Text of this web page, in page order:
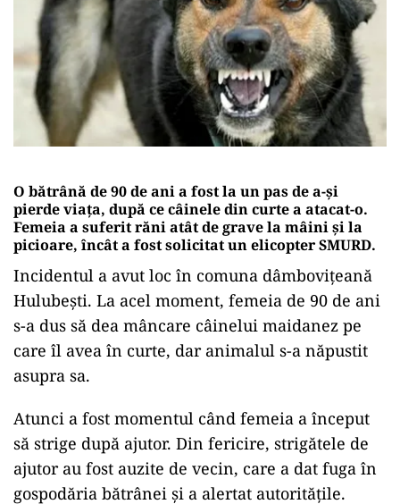
O bătrână de 90 de ani a fost la un pas de a-și
pierde viața, după ce câinele din curte a atacat-o.
Femeia a suferit răni atât de grave la mâini şi la
picioare, încât a fost solicitat un elicopter SMURD.
Incidentul a avut loc în comuna dâmbovițeană
Hulubești. La acel moment, femeia de 90 de ani
s-a dus să dea mâncare câinelui maidanez pe
care îl avea în curte, dar animalul s-a năpustit
asupra sa.
Atunci a fost momentul când femeia a început
să strige după ajutor. Din fericire, strigătele de
ajutor au fost auzite de vecin, care a dat fuga în
gospodăria bătrânei și a alertat autoritățile.